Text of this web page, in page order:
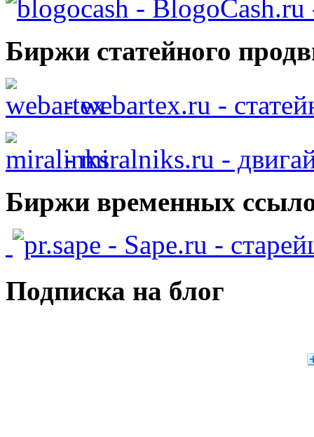
- BlogoCash.ru
Биржи статейного
- webartex.ru -
- miralniks.ru - двигай
Биржи временных
- Sape.ru -
Подписка на блог